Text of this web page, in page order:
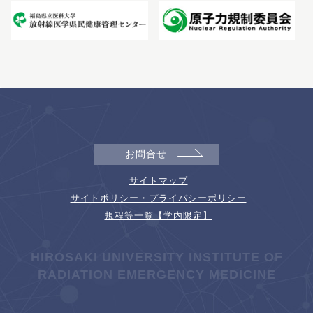
お問合せ
サイトマップ
サイトポリシー・プライバシーポリシー
規程等一覧【学内限定】
HIROSAKI UNIVERSITY INSTITUTE OF
RADIATION EMERGENCY MEDICINE